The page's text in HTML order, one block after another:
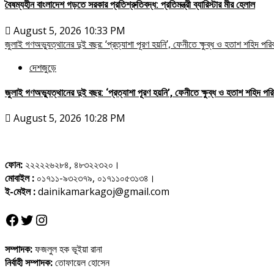
বৈষম্যহীন বাংলাদেশ গড়তে সরকার প্রতিশ্রুতিবদ্ধ: প্রতিমন্ত্রী ব্যারিস্টার মীর হেলাল
August 5, 2026 10:33 PM
জুলাই গণঅভ্যুত্থানের দুই বছর: ‘প্রত্যাশা পূরণ হয়নি’, ফেনীতে ক্ষুব্ধ ও হতাশ শহিদ
দেশজুড়ে
জুলাই গণঅভ্যুত্থানের দুই বছর: ‘প্রত্যাশা পূরণ হয়নি’, ফেনীতে ক্ষুব্ধ ও হতাশ শহিদ
August 5, 2026 10:28 PM
ফোন: ২২২২২৬২৮৪, ৪৮৩২২৩২০।
মোবাইল : ০১৭১১-৯৩২৩৭৯, ০১৭১১০৫৩১৩৪।
ই-মেইল :dainikamarkagoj@gmail.com
Facebook
Twitter
Instagram
সম্পাদক:ফজলুল হক ভূইয়া রানা
নির্বাহী সম্পাদক:তোফায়েল হোসেন